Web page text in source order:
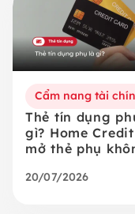
Cẩm nang tài
Thẻ tín dụng
gì? Home
mở thẻ phụ
20/07/2026